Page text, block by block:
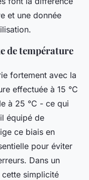
et une donnée
de température
fortement avec la
effectuée à 15 °C
à 25 °C - ce qui
équipé de
ce biais en
pour éviter
Dans un
simplicité